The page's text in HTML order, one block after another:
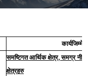
समष्टिगत आर्थिक क्षेत्र,समग्र
क्षेत्रहरु